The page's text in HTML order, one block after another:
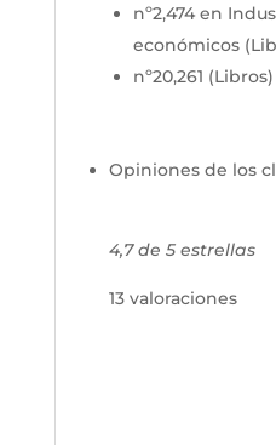
nº2,474 en
económicos
nº20,261 (Libros)
Opiniones de los
4,7 de 5 estrellas
13 valoraciones